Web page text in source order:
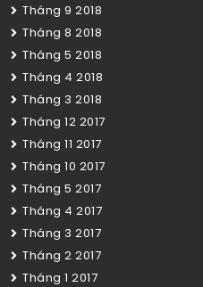
Tháng 9 2018
Tháng 8 2018
Tháng 5 2018
Tháng 4 2018
Tháng 3 2018
Tháng 12 2017
Tháng 11 2017
Tháng 10 2017
Tháng 5 2017
Tháng 4 2017
Tháng 3 2017
Tháng 2 2017
Tháng 1 2017